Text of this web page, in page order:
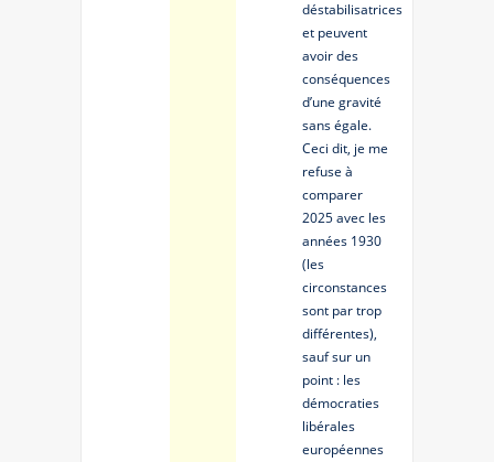
déstabilisatrices
et peuvent
avoir des
conséquences
d’une gravité
sans égale.
Ceci dit, je me
refuse à
comparer
2025 avec les
années 1930
(les
circonstances
sont par trop
différentes),
sauf sur un
point : les
démocraties
libérales
européennes